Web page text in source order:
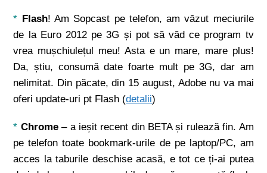
* Flash! Am Sopcast pe telefon, am văzut meciurile
de la Euro 2012 pe 3G și pot să văd ce program tv
vrea mușchiulețul meu! Asta e un mare, mare plus!
Da, știu, consumă date foarte mult pe 3G, dar am
nelimitat. Din păcate, din 15 august, Adobe nu va mai
oferi update-uri pt Flash (detalii)
* Chrome– a ieșit recent din BETA și rulează fin. Am
pe telefon toate bookmark-urile de pe laptop/PC, am
acces la taburile deschise acasă, e tot ce ți-ai putea